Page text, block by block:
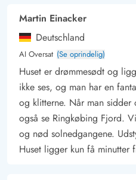
shoppe og nyde lækker mad
eller caféer.
Til en dagstur kan I tage turen
selvfølgelig vil være på
og små legebørn.
Martin Einacker
Deutschland
AI Oversat (Se oprindelig)
Huset er drømmesødt og
ikke ses, og man har en
og klitterne. Når man
også se Ringkøbing Fjord.
og nød solnedgangene.
Huset ligger kun få minutter